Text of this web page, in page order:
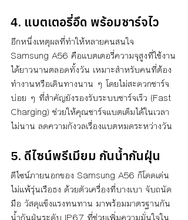
4. แบตเตอรี่อึด พร้อมชาร์จไว
อีกหนึ่งเหตุผลที่ทำให้หลายคนสนใจ
Samsung A56 คือแบตเตอรี่ความจุสูงที่ใช้งาน
ได้ยาวนานตลอดทั้งวัน เหมาะสำหรับคนที่ต้อง
ทำงานหรือเดินทางนาน ๆ โดยไม่สะดวกชาร์จ
บ่อย ๆ ที่สำคัญยังรองรับระบบชาร์จเร็ว (Fast
Charging) ช่วยให้คุณชาร์จแบตเต็มได้ในเวลา
ไม่นาน ลดความกังวลเรื่องแบตหมดระหว่างวัน
5. ดีไซน์พรีเมียม กันน้ำกันฝุ่น
ดีไซน์ภายนอกของ Samsung A56 ก็โดดเด่น
ไม่แพ้รุ่นเรือธง ด้วยตัวเครื่องที่บางเบา จับถนัด
มือ วัสดุแข็งแรงทนทาน มาพร้อมมาตรฐานกัน